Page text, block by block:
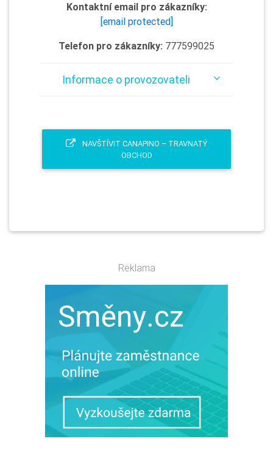
Kontaktní email pro zákazníky:
[email protected]
Telefon pro zákazníky: 777599025
Informace o provozovateli
NAVŠTÍVIT CANAPINO – TRAVNATÝ
OBCHOD
Reklama